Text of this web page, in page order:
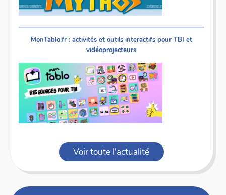
MonTablo.fr : activités et outils interactifs pour TBI et
vidéoprojecteurs
Voir toute l'actualité